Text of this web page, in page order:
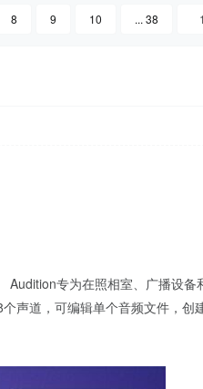
8 9 10 ... 38
专为在照相室、广播设备
声道，可编辑单个音频文件，创